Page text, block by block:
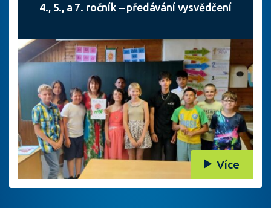
4., 5., a 7. ročník – předávání vysvědčení
Více